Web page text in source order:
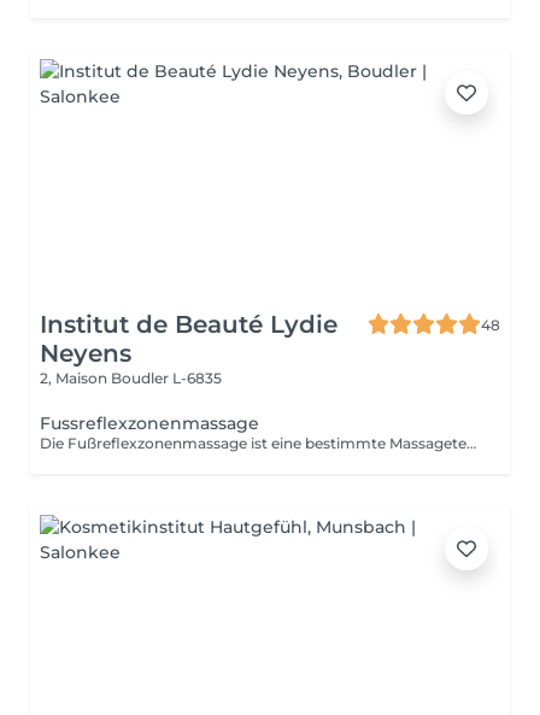
Institut de Beauté Lydie
Neyens
48
2, Maison Boudler L-6835
Fussreflexzonenmassage
Die Fußreflexzonenmassage ist eine bestimmte Massagetechnik, bei der man spezielle Bereiche der Fußsohle die sogenannten Fußreflexzonen massiert. Örtlich verbessert dies die Durchblutung des Fußes. Erdung, Wohlbefinden, Lebensqualität: Die Füße - unsere Wurzeln - zeigen wie und wo wir stehen. Ziel der Reflexzonenmassage ist es, den Körper ins Gleichgewicht zu bringen und Selbstheilungskräfte zu mobilisieren. Anwendungsbeispiele: Stress, Erschöpfung, Burnout, Verdauungsprobleme, Kopfschmerzen.